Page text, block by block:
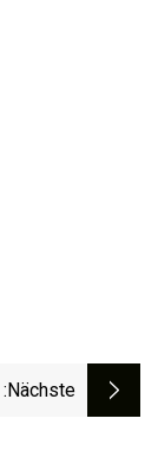
:nächste